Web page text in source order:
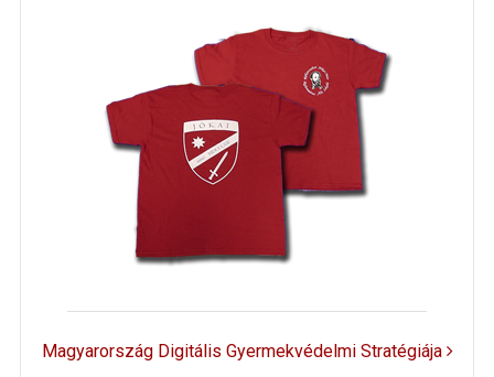
Magyarország Digitális Gyermekvédelmi Stratégiája